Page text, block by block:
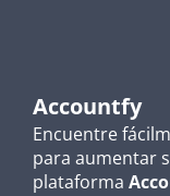
Accountfy
Encuentre
para aumentar
plataforma